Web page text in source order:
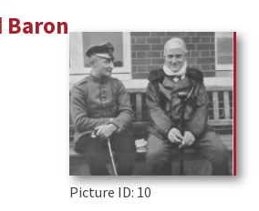
Baron
Picture ID: 10